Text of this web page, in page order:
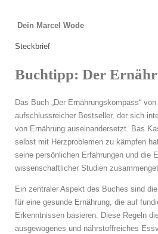
Dein Marcel Wode
Steckbrief
Buchtipp: Der
Das Buch „Der Ernährungskompass“
aufschlussreicher Bestseller, der sich
von Ernährung auseinandersetzt. Bas
selbst mit Herzproblemen zu kämpfen
seine persönlichen Erfahrungen und die
wissenschaftlicher Studien
Ein zentraler Aspekt des Buches sind
für eine gesunde Ernährung, die auf
Erkenntnissen basieren. Diese Regeln
ausgewogenes und nährstoffreiches